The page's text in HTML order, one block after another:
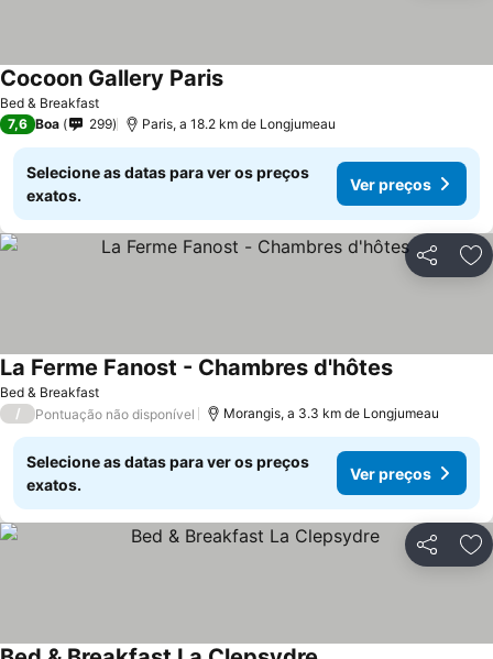
Bed & Breakfast
Cocoon Gallery Paris
7,6 Boa 299 Paris, a 18.2 km de Longjumeau
Selecione as datas para ver os preços
exatos.
Ver preços
Partilhar
Bed & Breakfast
La Ferme Fanost - Chambres d'hôtes
/ Pontuação não disponível Morangis, a 3.3 km de Longjumeau
Selecione as datas para ver os preços
exatos.
Ver preços
Partilhar